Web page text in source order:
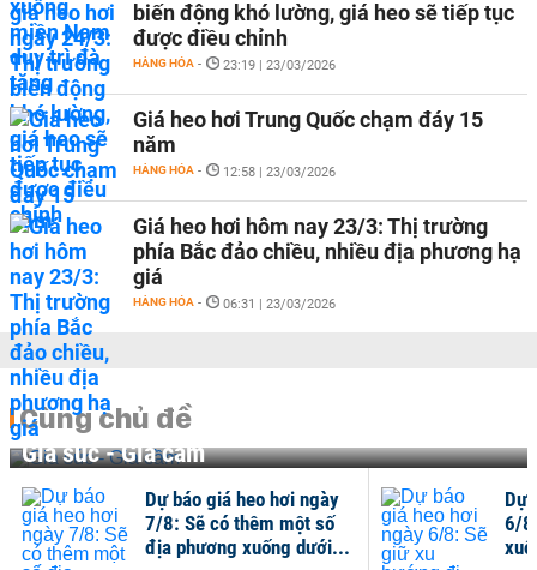
biến động khó lường, giá heo sẽ tiếp tục
được điều chỉnh
HÀNG HÓA - 23:19 | 23/03/2026
Giá heo hơi Trung Quốc chạm đáy 15
năm
HÀNG HÓA - 12:58 | 23/03/2026
Giá heo hơi hôm nay 23/3: Thị trường
phía Bắc đảo chiều, nhiều địa phương hạ
giá
HÀNG HÓA - 06:31 | 23/03/2026
Cùng chủ đề
Gia súc - Gia cầm
Dự báo giá heo hơi ngày
7/8: Sẽ có thêm một số
địa phương xuống dưới...
Dự
6/